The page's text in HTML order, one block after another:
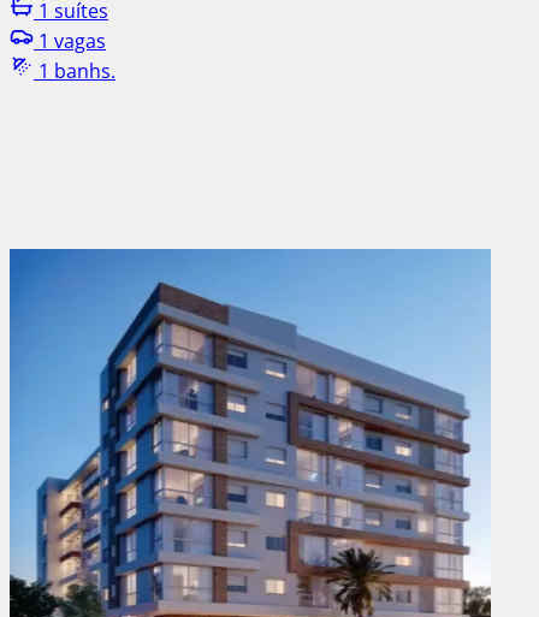
1 suítes
1 vagas
1 banhs.